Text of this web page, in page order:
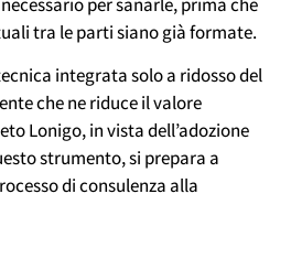
tra le parti siano già formate.
integrata solo a ridosso del
che ne riduce il valore
Lonigo, in vista dell’adozione
strumento, si prepara a
di consulenza alla